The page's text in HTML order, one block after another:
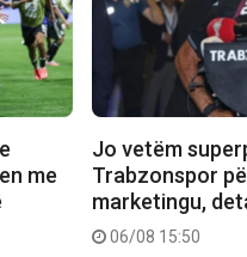
me
Jo vetëm
Trabzonspor
marketingu,
06/08 15:50